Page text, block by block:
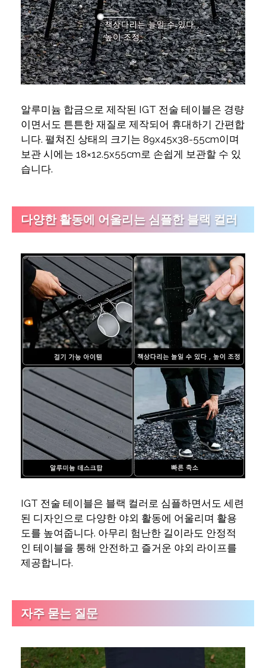
알루미늄 합금으로 제작된 IGT 전술 테이블은 경량
이면서도 튼튼한 재질로 제작되어 휴대하기 간편합
니다. 펼쳐진 상태의 크기는 89x45x38-55cm이며
보관 시에는 18×12.5x55cm로 손쉽게 보관할 수 있
습니다.
다양한 활동에 어울리는 심플한 블랙 컬러
IGT 전술 테이블은 블랙 컬러로 심플하면서도 세련
된 디자인으로 다양한 야외 활동에 어울리며 활용
도를 높여줍니다. 아무리 험난한 길이라도 안정적
인 테이블을 통해 안전하고 즐거운 야외 라이프를
제공합니다.
자주 묻는 질문